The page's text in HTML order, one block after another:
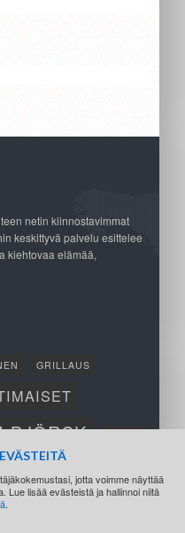
netin kiinnostavimmat
keskittyvä palvelu esittelee
kiehtovaa elämää,
GRILLAUS
BJÖRCK
jotta voimme näyttää
Lue lisää evästeistä ja hallinnoi niitä
.